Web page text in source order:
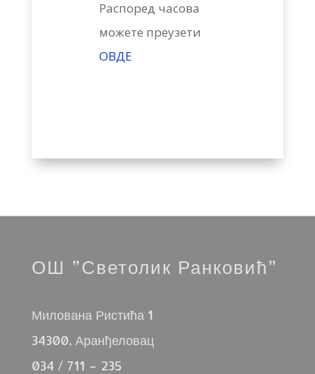
Распоред часова
можете преузети
ОВДЕ
ОШ ”Светолик Ранковић”
Милована Ристића 1
34300, Аранђеловац
034 / 711 – 235